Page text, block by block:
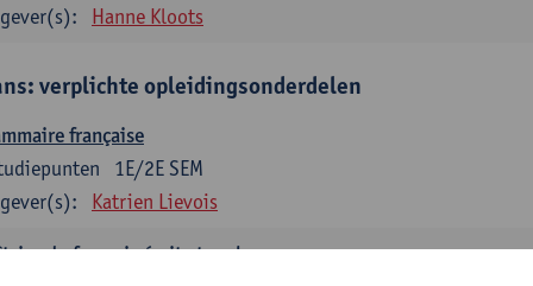
Hanne Kloots
verplichte opleidingsonderdelen
française
1E/2E SEM
Katrien Lievois
du français écrit et oral